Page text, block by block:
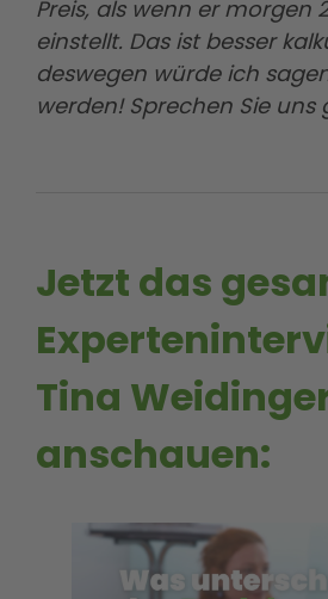
Preis, als wenn er morgen
einstellt. Das ist besser
deswegen würde ich
werden! Sprechen Sie uns
Jetzt das
Tina
anschauen: